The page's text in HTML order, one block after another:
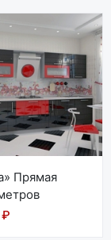
Прямая